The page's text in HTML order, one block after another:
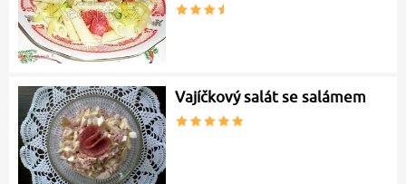
Vajíčkový salát se salámem